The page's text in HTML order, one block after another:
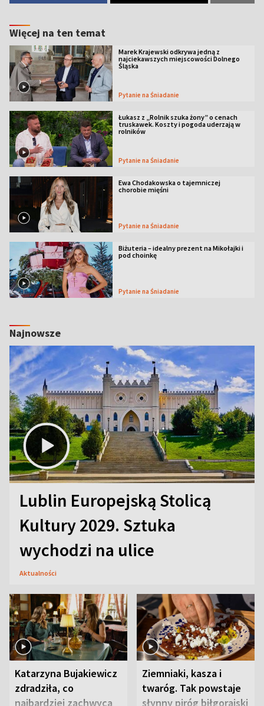
Więcej na ten temat
Marek Krajewski odkrywa jedną z
najciekawszych miejscowości Dolnego
Śląska
Pytanie na Śniadanie
Łukasz z „Rolnik szuka żony” o cenach
truskawek. Koszty i pogoda uderzają w
rolników
Pytanie na Śniadanie
Ewa Chodakowska o tajemniczej
chorobie mięśni
Pytanie na Śniadanie
Biżuteria – idealny prezent na Mikołajki i
pod choinkę
Pytanie na Śniadanie
Najnowsze
Lublin Europejską Stolicą
Kultury 2029. Sztuka
wychodzi na ulice
Aktualności
Katarzyna Bujakiewicz
zdradziła, co
najbardziej zachwyca
Ziemniaki, kasza i
twaróg. Tak powstaje
słynny piróg biłgorajski